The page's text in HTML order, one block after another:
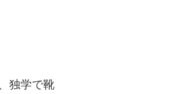
独学で靴